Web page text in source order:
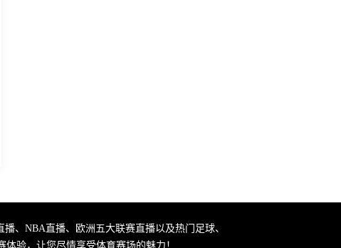
、NBA直播、欧洲五大联赛直播以及热门足球、
验，让您尽情享受体育赛场的魅力！